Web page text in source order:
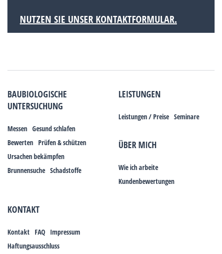
NUTZEN SIE UNSER KONTAKTFORMULAR.
BAUBIOLOGISCHE
UNTERSUCHUNG
Messen Gesund schlafen
Bewerten Prüfen & schützen
Ursachen bekämpfen
Brunnensuche Schadstoffe
LEISTUNGEN
Leistungen / Preise Seminare
ÜBER MICH
Wie ich arbeite
Kundenbewertungen
KONTAKT
Kontakt FAQ Impressum
Haftungsausschluss